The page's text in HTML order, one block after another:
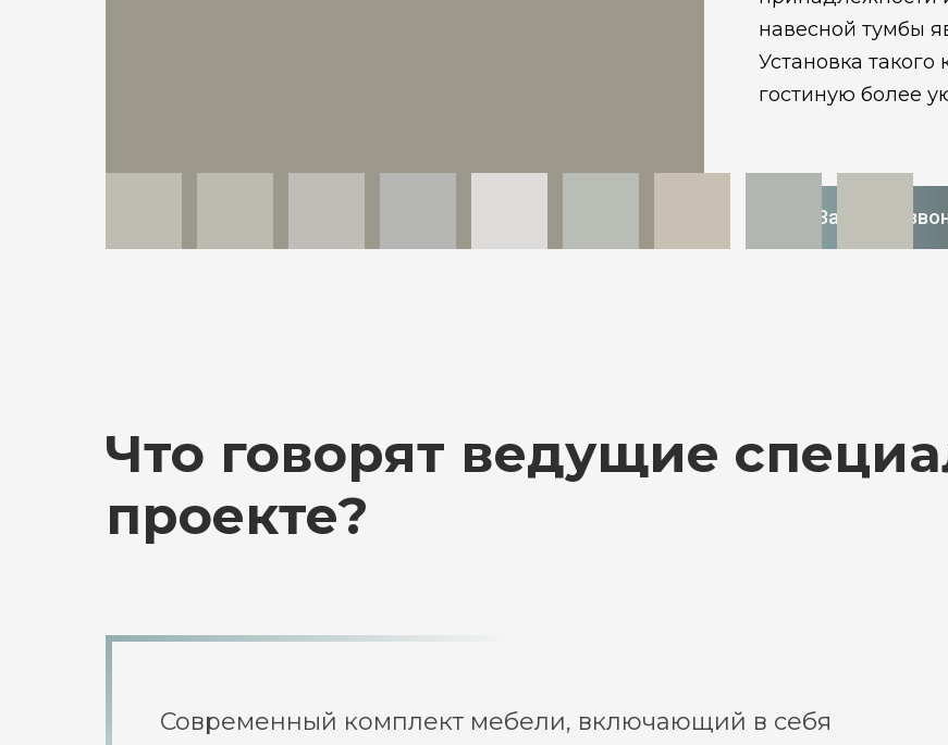
Заказать
навесной тумбы
Установка
гостиную более
Современный комплект мебели, включающий в себя
Что говорят ведущие
проекте?